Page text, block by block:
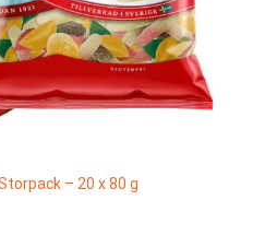
– 20 x 80 g